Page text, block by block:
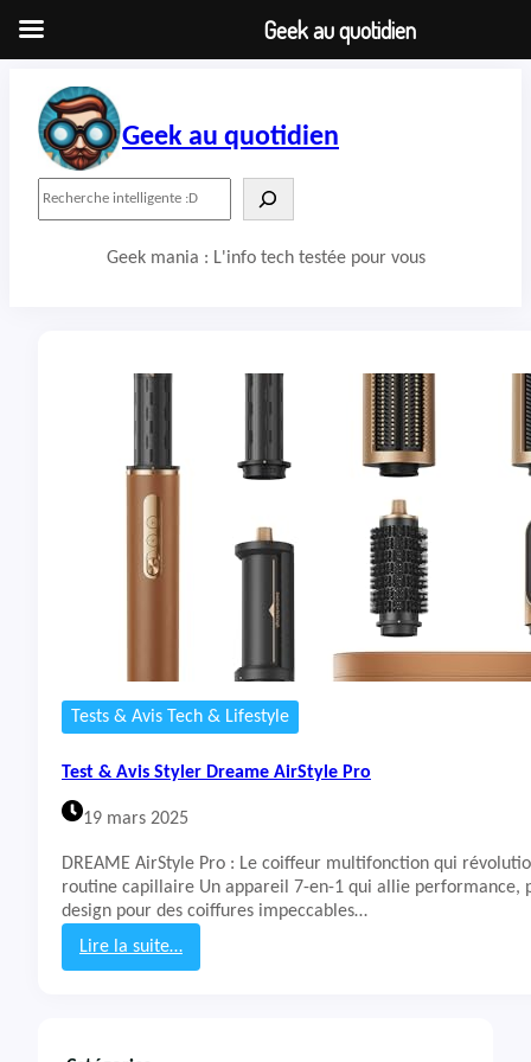
contenu
Geek au quotidien
Geek mania : L'info tech testée pour vous
Tests & Avis Tech & Lifestyle
Test & Avis Styler Dreame AirStyle Pro
19 mars 2025
DREAME AirStyle Pro : Le coiffeur multifonction qui
routine capillaire Un appareil 7-en-1 qui allie performance,
design pour des coiffures impeccables…
Lire la suite…
:
Geek au quotidien